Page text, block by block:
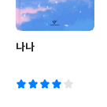
나나